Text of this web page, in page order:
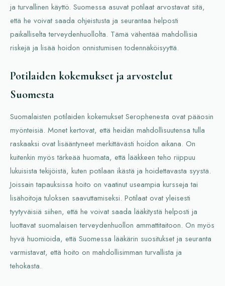
ja turvallinen käyttö. Suomessa asuvat potilaat arvostavat sitä,
että he voivat saada ohjeistusta ja seurantaa helposti
paikalliselta terveydenhuollolta. Tämä vähentää mahdollisia
riskejä ja lisää hoidon onnistumisen todennäköisyyttä.
Potilaiden kokemukset ja arvostelut
Suomesta
Suomalaisten potilaiden kokemukset Serophenesta ovat pääosin
myönteisiä. Monet kertovat, että heidän mahdollisuutensa tulla
raskaaksi ovat lisääntyneet merkittävästi hoidon aikana. On
kuitenkin myös tärkeää huomata, että lääkkeen teho riippuu
lukuisista tekijöistä, kuten potilaan ikästä ja hoidettavasta syystä.
Joissain tapauksissa hoito on vaatinut useampia kursseja tai
lisähoitoja tuloksen saavuttamiseksi. Potilaat ovat yleisesti
tyytyväisiä siihen, että he voivat saada lääkitystä helposti ja
luottavat suomalaisen terveydenhuollon ammattitaitoon. On myös
hyvä huomioida, että Suomessa lääkärin suositukset ja seuranta
varmistavat, että hoito on mahdollisimman turvallista ja
tehokasta.